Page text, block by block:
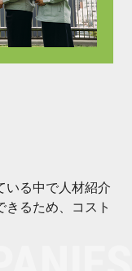
いる中で人材紹介
るため、コスト